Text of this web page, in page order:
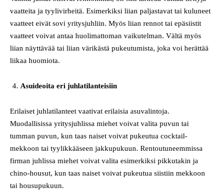
vaatteita ja tyylivirheitä. Esimerkiksi liian paljastavat tai kuluneet
vaatteet eivät sovi yritysjuhliin. Myös liian rennot tai epäsiistit
vaatteet voivat antaa huolimattoman vaikutelman. Vältä myös
liian näyttävää tai liian värikästä pukeutumista, joka voi herättää
liikaa huomiota.
Asuideoita eri juhlatilanteisiin
Erilaiset juhlatilanteet vaativat erilaisia asuvalintoja.
Muodallisissa yritysjuhlissa miehet voivat valita puvun tai
tumman puvun, kun taas naiset voivat pukeutua cocktail-
mekkoon tai tyylikkääseen jakkupukuun. Rentoutuneemmissa
firman juhlissa miehet voivat valita esimerkiksi pikkutakin ja
chino-housut, kun taas naiset voivat pukeutua siistiin mekkoon
tai housupukuun.